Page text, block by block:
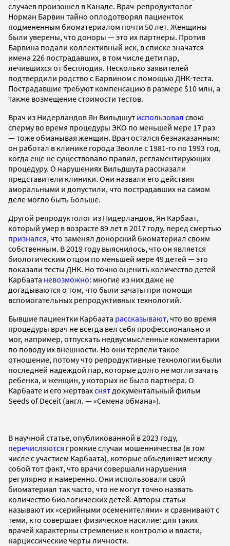
случаев произошел в Канаде. Врач-репродуктолог
Норман Барвин тайно оплодотворял пациенток
подмененным биоматериалом почти 50 лет. Женщины
были уверены, что доноры — это их партнеры. Против
Барвина подали коллективный иск, в списке значатся
имена 226 пострадавших, в том числе дети пар,
лечившихся от бесплодия. Несколько заявителей
подтвердили родство с Барвином с помощью ДНК-теста.
Пострадавшие требуют компенсацию в размере $10 млн, а
также возмещение стоимости тестов.
Врач из Нидерландов Ян Вильдшут использовал свою
сперму во время процедуры ЭКО по меньшей мере 17 раз
— тоже обманывая женщин. Врач остался безнаказанным:
он работал в клинике города Зволле с 1981-го по 1993 год,
когда еще не существовало правил, регламентирующих
процедуру. О нарушениях Вильдшута рассказали
представители клиники. Они назвали его действия
аморальными и допустили, что пострадавших на самом
деле могло быть больше.
Другой репродуктолог из Нидерландов, Ян Карбаат,
который умер в возрасте 89 лет в 2017 году, перед смертью
признался, что заменял донорский биоматериал своим
собственным. В 2019 году выяснилось, что он является
биологическим отцом по меньшей мере 49 детей — это
показали тесты ДНК. Но точно оценить количество детей
Карбаата невозможно: многие из них даже не
догадываются о том, что были зачаты при помощи
вспомогательных репродуктивных технологий.
Бывшие пациентки Карбаата рассказывают, что во время
процедуры врач не всегда вел себя профессионально и
мог, например, отпускать недвусмысленные комментарии
по поводу их внешности. Но они терпели такое
отношение, потому что репродуктивные технологии были
последней надеждой пар, которые долго не могли зачать
ребенка, и женщин, у которых не было партнера. О
Карбаате и его жертвахснят документальный фильм
Seeds of Deceit (англ. — «Семена обмана»).
В научной статье, опубликованной в 2023 году,
перечисляются громкие случаи мошенничества (в том
числе с участием Карбаата), которые объединяет между
собой тот факт, что врачи совершали нарушения
регулярно и намеренно. Они использовали свой
биоматериал так часто, что не могут точно назвать
количество биологических детей. Авторы статьи
называют их «серийными осеменителями» и сравнивают с
теми, кто совершает физическое насилие: для таких
врачей характерны стремление к контролю и власти,
нарциссические черты личности.